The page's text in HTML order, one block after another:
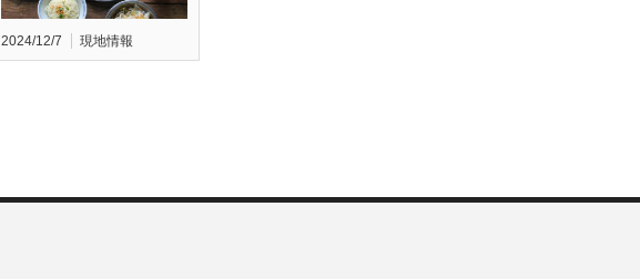
2024/12/7 現地情報